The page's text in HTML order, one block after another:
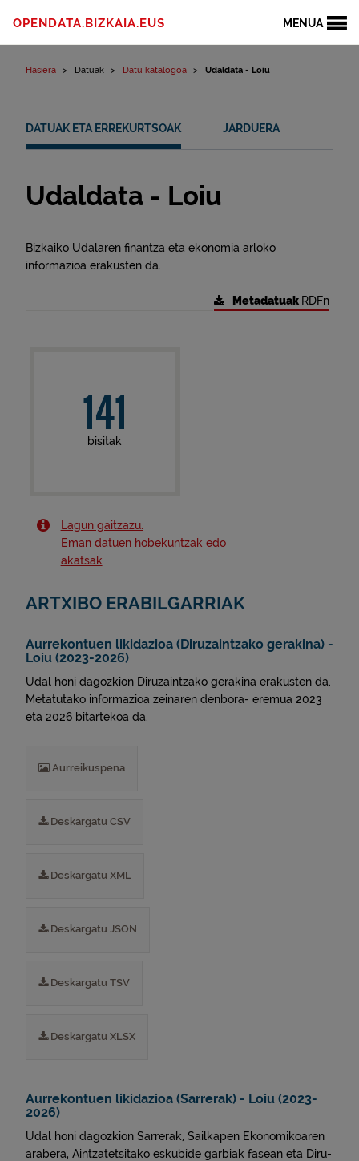
MENUA
OPENDATA.BIZKAIA.EUS
Hasiera Datuak Datu katalogoa Udaldata - Loiu
DATUAK ETA ERREKURTSOAK JARDUERA
Udaldata - Loiu
Bizkaiko Udalaren finantza eta ekonomia arloko
informazioa erakusten da.
Metadatuak RDFn
141
bisitak
Lagun gaitzazu.
Eman datuen hobekuntzak edo
akatsak
ARTXIBO ERABILGARRIAK
Aurrekontuen likidazioa (Diruzaintzako gerakina) -
Loiu (2023-2026)
Udal honi dagozkion Diruzaintzako gerakina erakusten da.
Metatutako informazioa zeinaren denbora- eremua 2023
eta 2026 bitartekoa da.
Aurreikuspena
Deskargatu CSV
Deskargatu XML
Deskargatu JSON
Deskargatu TSV
Deskargatu XLSX
Aurrekontuen likidazioa (Sarrerak) - Loiu (2023-
2026)
Udal honi dagozkion Sarrerak, Sailkapen Ekonomikoaren
arabera, Aintzatetsitako eskubide garbiak fasean eta Diru-